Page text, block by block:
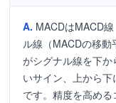
MACDはMACD
ル線（MACDの移
がシグナル線を下
いサイン、上から
です。精度を高め